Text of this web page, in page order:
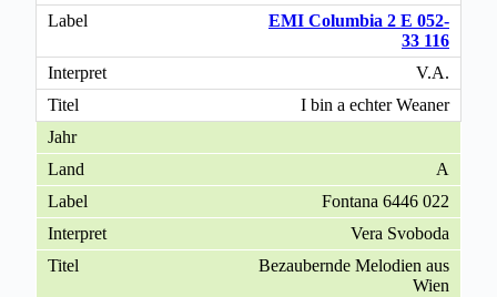
EMI Columbia 2 E 052-
33 116
V.A.
I bin a echter Weaner
A
Fontana 6446 022
Vera Svoboda
Bezaubernde Melodien aus
Wien